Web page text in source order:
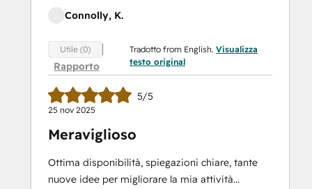
Connolly, K.
Utile (0)
Rapporto
Tradotto from English.Visualizza
testo original
5/5
25 nov 2025
Meraviglioso
Ottima disponibilità, spiegazioni chiare, tante
nuove idee per migliorare la mia attività...